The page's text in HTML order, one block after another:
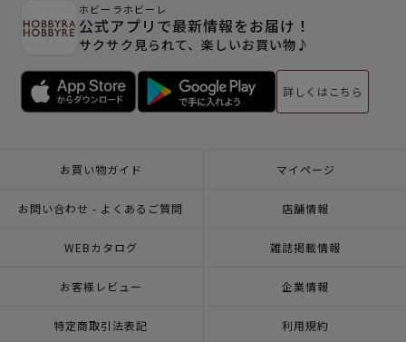
ホビーラホビーレ
公式アプリで最新情報をお届け！
サクサク見られて、楽しいお買い物♪
詳しくはこちら
お買い物ガイド マイページ
お問い合わせ - よくあるご質問 店舗情報
WEBカタログ 雑誌掲載情報
お客様レビュー 企業情報
特定商取引法表記 利用規約